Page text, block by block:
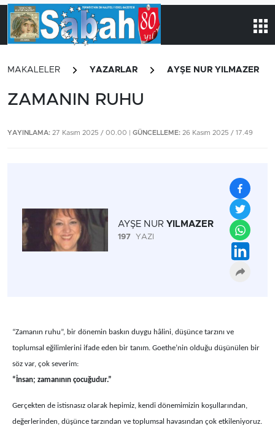
MAKALELER YAZARLAR AYŞE NUR YILMAZER
ZAMANIN RUHU
YAYINLAMA: 27 Kasım 2025 / 00.00 | GÜNCELLEME: 26 Kasım 2025 / 17.49
AYŞE NUR YILMAZER
197 YAZI
“Zamanın ruhu”, bir dönemin baskın duygu hâlini, düşünce tarzını ve
toplumsal eğilimlerini ifade eden bir tanım. Goethe’nin olduğu düşünülen bir
söz var, çok severim:
“İnsan; zamanının çocuğudur.”
Gerçekten de istisnasız olarak hepimiz, kendi dönemimizin koşullarından,
değerlerinden, düşünce tarzından ve toplumsal havasından çok etkileniyoruz.